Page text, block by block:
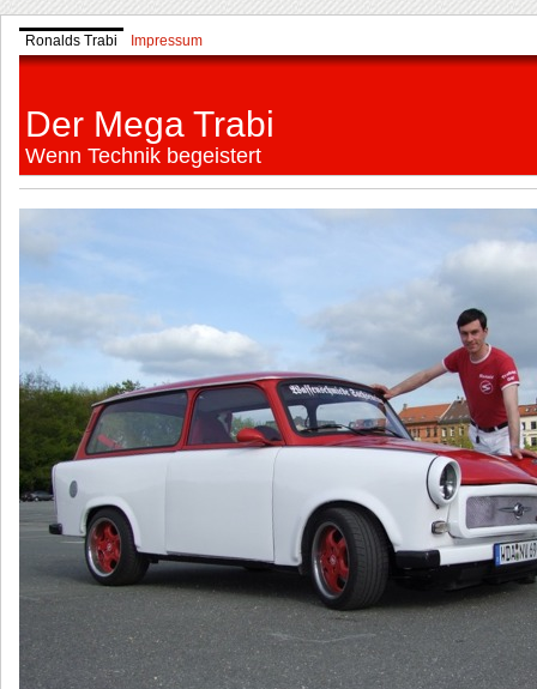
Ronalds Trabi Impressum
Der Mega Trabi
Wenn Technik begeistert